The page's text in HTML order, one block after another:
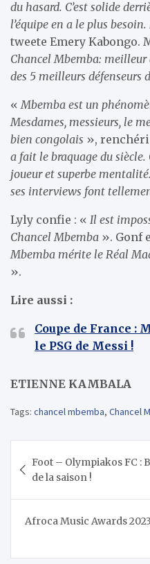
du hasard. C’est solide
l’équipe en a le plus
tweete Emery Kabongo.
Chancel Mbemba: meilleur
des 5 meilleurs défenseurs
« Mbemba est un
Mesdames, messieurs, le
bien congolais »,
a fait le braquage du siècle.
joueur et superbe
ses interviews font
Lyly confie : « Il est
Chancel Mbemba ». Gonf
Mbemba mérite le Réal
».
Lire aussi :
Coupe de France :
le PSG de Messi !
ETIENNE KAMBALA
Tags: chancel mbemba, Chancel
de
l’article
Foot – Olympiakos FC :
de la saison !
Afroca Music Awards